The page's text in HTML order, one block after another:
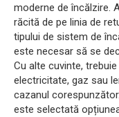
moderne de încălzire.
răcită de pe linia de
tipului de sistem de
este necesar să se
Cu alte cuvinte,
electricitate, gaz sau
cazanul
este selectată